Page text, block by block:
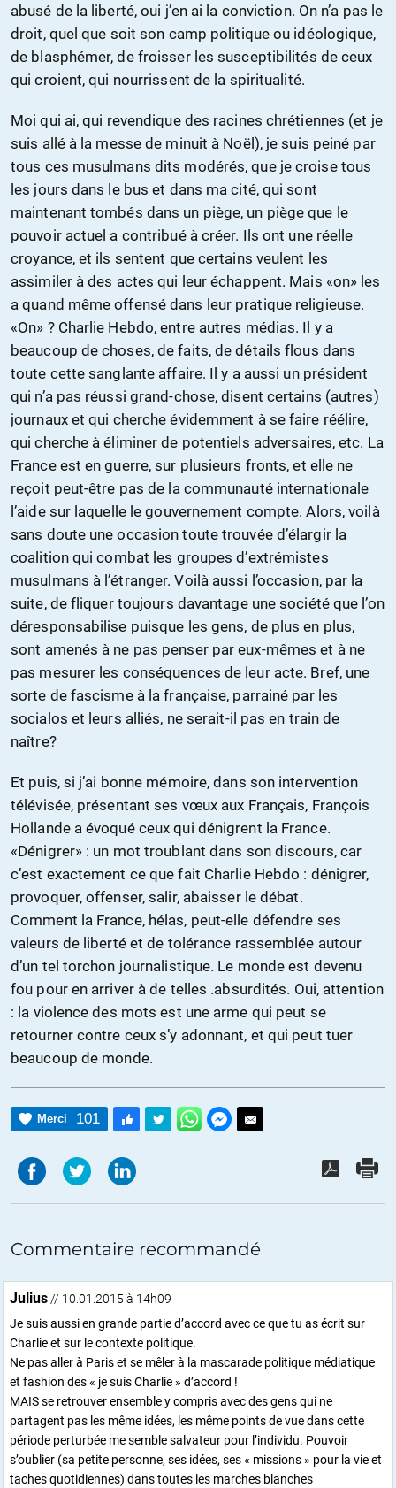
abusé de la liberté, oui j’en ai la conviction. On n’a pas le
droit, quel que soit son camp politique ou idéologique,
de blasphémer, de froisser les susceptibilités de ceux
qui croient, qui nourrissent de la spiritualité.
Moi qui ai, qui revendique des racines chrétiennes (et je
suis allé à la messe de minuit à Noël), je suis peiné par
tous ces musulmans dits modérés, que je croise tous
les jours dans le bus et dans ma cité, qui sont
maintenant tombés dans un piège, un piège que le
pouvoir actuel a contribué à créer. Ils ont une réelle
croyance, et ils sentent que certains veulent les
assimiler à des actes qui leur échappent. Mais «on» les
a quand même offensé dans leur pratique religieuse.
«On» ? Charlie Hebdo, entre autres médias. Il y a
beaucoup de choses, de faits, de détails flous dans
toute cette sanglante affaire. Il y a aussi un président
qui n’a pas réussi grand-chose, disent certains (autres)
journaux et qui cherche évidemment à se faire réélire,
qui cherche à éliminer de potentiels adversaires, etc. La
France est en guerre, sur plusieurs fronts, et elle ne
reçoit peut-être pas de la communauté internationale
l’aide sur laquelle le gouvernement compte. Alors, voilà
sans doute une occasion toute trouvée d’élargir la
coalition qui combat les groupes d’extrémistes
musulmans à l’étranger. Voilà aussi l’occasion, par la
suite, de fliquer toujours davantage une société que l’on
déresponsabilise puisque les gens, de plus en plus,
sont amenés à ne pas penser par eux-mêmes et à ne
pas mesurer les conséquences de leur acte. Bref, une
sorte de fascisme à la française, parrainé par les
socialos et leurs alliés, ne serait-il pas en train de
naître?
Et puis, si j’ai bonne mémoire, dans son intervention
télévisée, présentant ses vœux aux Français, François
Hollande a évoqué ceux qui dénigrent la France.
«Dénigrer» : un mot troublant dans son discours, car
c’est exactement ce que fait Charlie Hebdo : dénigrer,
provoquer, offenser, salir, abaisser le débat.
Comment la France, hélas, peut-elle défendre ses
valeurs de liberté et de tolérance rassemblée autour
d’un tel torchon journalistique. Le monde est devenu
fou pour en arriver à de telles .absurdités. Oui, attention
: la violence des mots est une arme qui peut se
retourner contre ceux s’y adonnant, et qui peut tuer
beaucoup de monde.
Merci 101
Commentaire recommandé
Julius // 10.01.2015 à 14h09
Je suis aussi en grande partie d’accord avec ce que tu as écrit sur
Charlie et sur le contexte politique.
Ne pas aller à Paris et se mêler à la mascarade politique médiatique
et fashion des « je suis Charlie » d’accord !
MAIS se retrouver ensemble y compris avec des gens qui ne
partagent pas les même idées, les même points de vue dans cette
période perturbée me semble salvateur pour l’individu. Pouvoir
s’oublier (sa petite personne, ses idées, ses « missions » pour la vie et
taches quotidiennes) dans toutes les marches blanches